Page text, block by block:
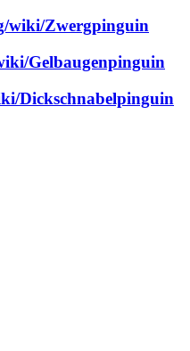
wiki/Zwergpinguin
Gelbaugenpinguin
Dickschnabelpinguin